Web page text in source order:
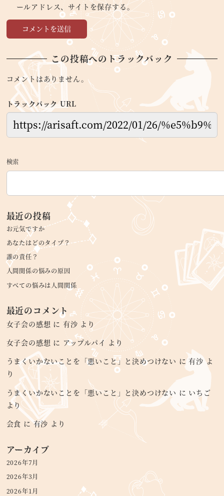
ールアドレス、サイトを保存する。
この投稿へのトラックバック
コメントはありません。
トラックバック URL
検索
最近の投稿
お元気ですか
あなたはどのタイプ？
誰の責任？
人間関係の悩みの原因
すべての悩みは人間関係
最近のコメント
女子会の感想 に 有沙 より
女子会の感想 に アップルパイより
うまくいかないことを「悪いこと」と決めつけない に有沙よ
り
うまくいかないことを「悪いこと」と決めつけない に いちご
より
会食 に有沙 より
アーカイブ
2026年7月
2026年3月
2026年1月